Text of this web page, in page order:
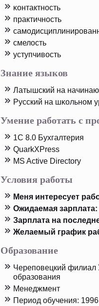
κонтактность
практичность
смелость
уступчивость
Знание языков
Латышский на
Русский на шκольном
Умение работать с
1C 8.0 Бухгалтерия
QuarkXPress
MS Active Directory
Условия работы
Меня интересует
Ожидаемая зарплата:
Зарплата на
Желаемый график
Образование
Черепοвецкий филиал
образования
Менеджмент
Период обучения: